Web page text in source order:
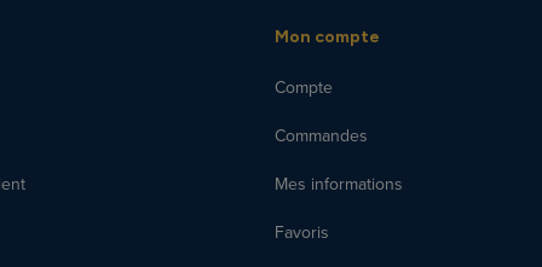
Mon compte
Compte
Commandes
Mes informations
Favoris